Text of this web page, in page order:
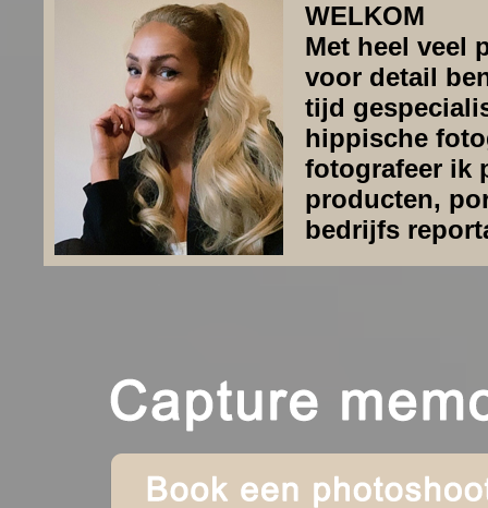
WELKOM
Met heel veel
voor detail
tijd
hippische
fotografeer ik
producten,
bedrijfs